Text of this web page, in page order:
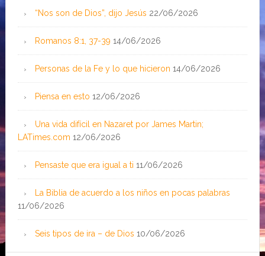
“Nos son de Dios”, dijo Jesús 22/06/2026
Romanos 8:1, 37-39 14/06/2026
Personas de la Fe y lo que hicieron 14/06/2026
Piensa en esto 12/06/2026
Una vida difícil en Nazaret por James Martin;
LATimes.com 12/06/2026
Pensaste que era igual a ti 11/06/2026
La Biblia de acuerdo a los niños en pocas palabras
11/06/2026
Seis tipos de ira – de Dios 10/06/2026